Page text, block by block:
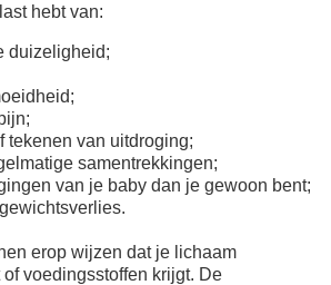
hebt van:
duizeligheid;
tekenen van uitdroging;
samentrekkingen;
van je baby dan je gewoon bent;
erop wijzen dat je lichaam
voedingsstoffen krijgt. De